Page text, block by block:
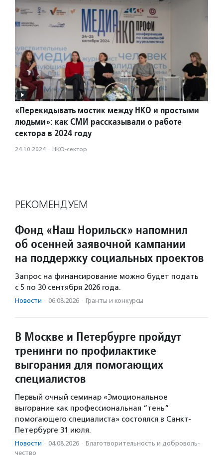
«Перекидывать мостик между НКО и простыми
людьми»: как СМИ рассказывали о работе
сектора в 2024 году
24.10.2024 · НКО-сектор
РЕКОМЕНДУЕМ
Фонд «Наш Норильск» напомнил
об осенней заявочной кампании
на поддержку социальных проектов
Запрос на финансирование можно будет подать
с 5 по 30 сентября 2026 года.
Новости · 06.08.2026 · Гранты и конкурсы
В Москве и Петербурге пройдут
тренинги по профилактике
выгорания для помогающих
специалистов
Первый очный семинар «Эмоциональное
выгорание как профессиональная “тень“
помогающего специалиста» состоялся в Санкт-
Петербурге 31 июля.
Новости · 04.08.2026 · Благотвори­тель­ность и доброволь­
чест­во